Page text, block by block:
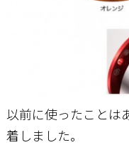
以前に使ったことは
着しました。